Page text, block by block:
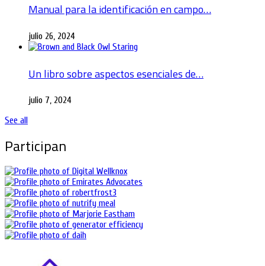
Manual para la identificación en campo…
julio 26, 2024
Un libro sobre aspectos esenciales de…
julio 7, 2024
See all
Participan